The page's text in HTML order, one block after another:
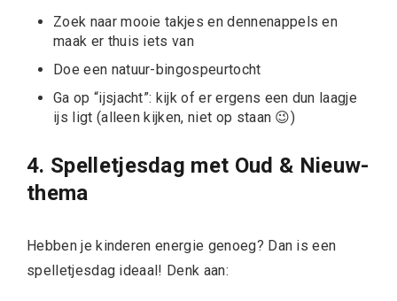
Zoek naar mooie takjes en dennenappels en
maak er thuis iets van
Doe een natuur-bingospeurtocht
Ga op “ijsjacht”: kijk of er ergens een dun laagje
ijs ligt (alleen kijken, niet op staan 😉)
4. Spelletjesdag met Oud & Nieuw-
thema
Hebben je kinderen energie genoeg? Dan is een
spelletjesdag ideaal! Denk aan: